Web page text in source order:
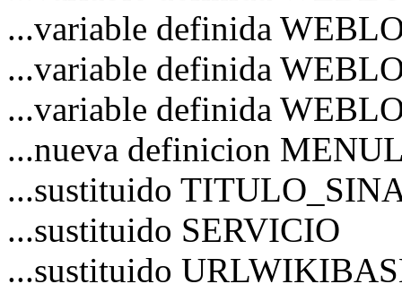
...variable definida
...variable definida
...variable definida
...nueva definicion
...sustituido
...sustituido SERVICIO
...sustituido